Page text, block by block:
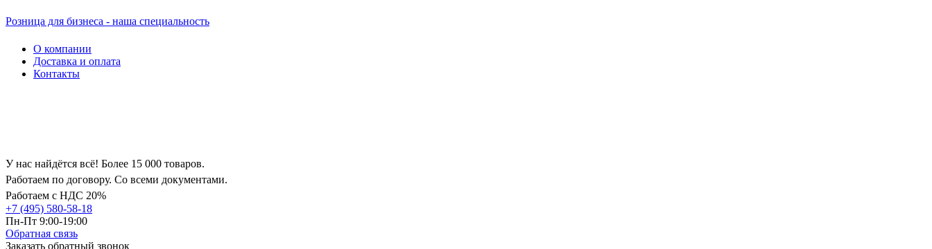
Розница для бизнеса - наша специальность
О компании
Доставка и оплата
Контакты
У нас найдётся всё! Более 15 000 товаров.
Работаем по договору. Со всеми документами.
Работаем с НДС 20%
+7 (495) 580-58-18
Пн-Пт 9:00-19:00
Обратная связь
Заказать обратный звонок